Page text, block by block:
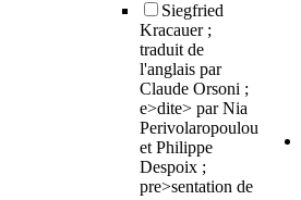
Siegfried
Kracauer ;
traduit de
l'anglais par
Claude Orsoni ;
e>dite> par Nia
Perivolaropoulou
et Philippe
Despoix ;
pre>sentation de